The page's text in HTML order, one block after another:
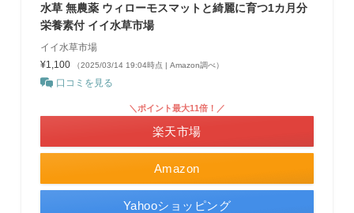
水草 無農薬 ウィローモスマットと綺麗に育つ1カ月分
栄養素付 イイ水草市場
イイ水草市場
¥1,100
（2025/03/14 19:04時点 | Amazon調べ）
口コミを見る
Amazon
＼ポイント最大11倍！／
楽天市場
Yahooショッピング